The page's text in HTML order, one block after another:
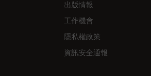
出版情報
工作機會
隱私權政策
資訊安全通報